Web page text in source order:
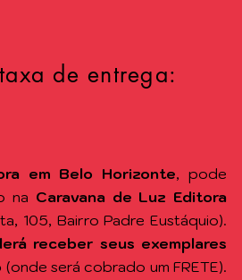
de entrega:
em Belo Horizonte, pode
na Caravana de Luz Editora
105, Bairro Padre Eustáquio).
receber seus exemplares
(onde será cobrado um FRETE).